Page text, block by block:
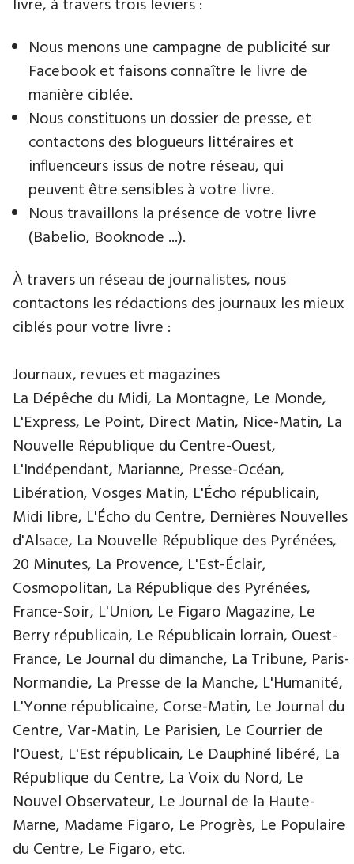
livre​, à travers trois leviers :
Nous menons une campagne de publicité sur
Facebook et faisons connaître le livre de
manière ciblée.
Nous constituons un dossier de presse, et
contactons des blogueurs littéraires et
influenceurs issus de notre réseau, qui
peuvent être sensibles à votre livre.
Nous travaillons la présence de votre livre
(Babelio, Booknode ...).
À travers un réseau de journalistes, nous
contactons les rédactions des journaux les mieux
ciblés pour votre livre :
Journaux, revues et magazines
La Dépêche du Midi, La Montagne, Le Monde,
L'Express, Le Point, Direct Matin, Nice-Matin, La
Nouvelle République du Centre-Ouest,
L'Indépendant, Marianne, Presse-Océan,
Libération, Vosges Matin, L'Écho républicain,
Midi libre, L'Écho du Centre, Dernières Nouvelles
d'Alsace, La Nouvelle République des Pyrénées,
20 Minutes, La Provence, L'Est-Éclair,
Cosmopolitan, La République des Pyrénées,
France-Soir, L'Union, Le Figaro Magazine, Le
Berry républicain, Le Républicain lorrain, Ouest-
France, Le Journal du dimanche, La Tribune, Paris-
Normandie, La Presse de la Manche, L'Humanité,
L'Yonne républicaine, Corse-Matin, Le Journal du
Centre, Var-Matin, Le Parisien, Le Courrier de
l'Ouest, L'Est républicain, Le Dauphiné libéré, La
République du Centre, La Voix du Nord, Le
Nouvel Observateur, Le Journal de la Haute-
Marne, Madame Figaro, Le Progrès, Le Populaire
du Centre, Le Figaro, etc.